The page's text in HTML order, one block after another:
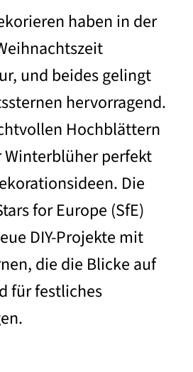
haben in der
und beides gelingt
hervorragend.
Hochblättern
Winterblüher perfekt
Die
for Europe (SfE)
DIY-Projekte mit
die die Blicke auf
für festliches